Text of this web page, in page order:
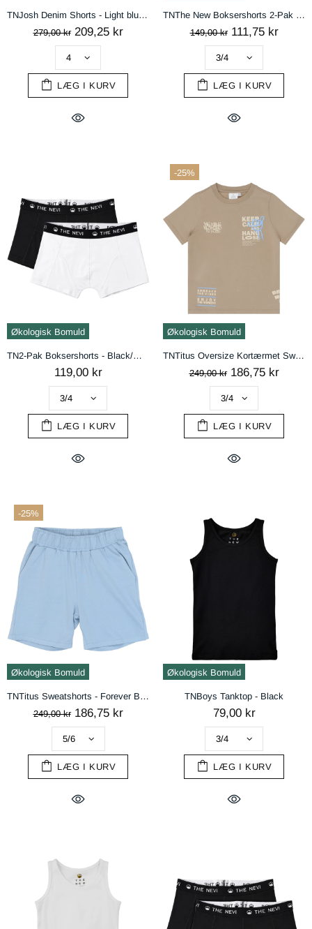
TNJosh Denim Shorts - Light blue denim
279,00 kr 209,25 kr
LÆG I KURV
TNThe New Boksershorts 2-Pak - Navy Blazer
149,00 kr 111,75 kr
LÆG I KURV
Økologisk Bomuld
TN2-Pak Boksershorts - Black/White
119,00 kr
LÆG I KURV
-25%
Økologisk Bomuld
TNTitus Oversize Kortærmet Sweat Bluse - Humus
249,00 kr 186,75 kr
LÆG I KURV
-25%
Økologisk Bomuld
TNTitus Sweatshorts - Forever Blue
249,00 kr 186,75 kr
LÆG I KURV
Økologisk Bomuld
TNBoys Tanktop - Black
79,00 kr
LÆG I KURV